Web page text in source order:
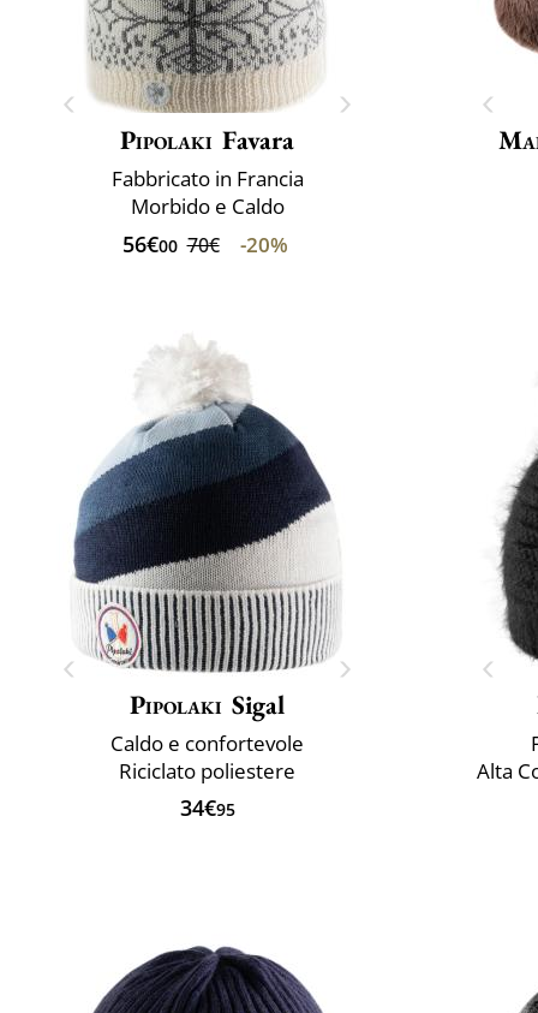
Pipolaki Favara
Fabbricato in Francia
Morbido e Caldo
56€00 70€ -20%
Pipolaki Sigal
Caldo e confortevole
Riciclato poliestere
34€95
Alta